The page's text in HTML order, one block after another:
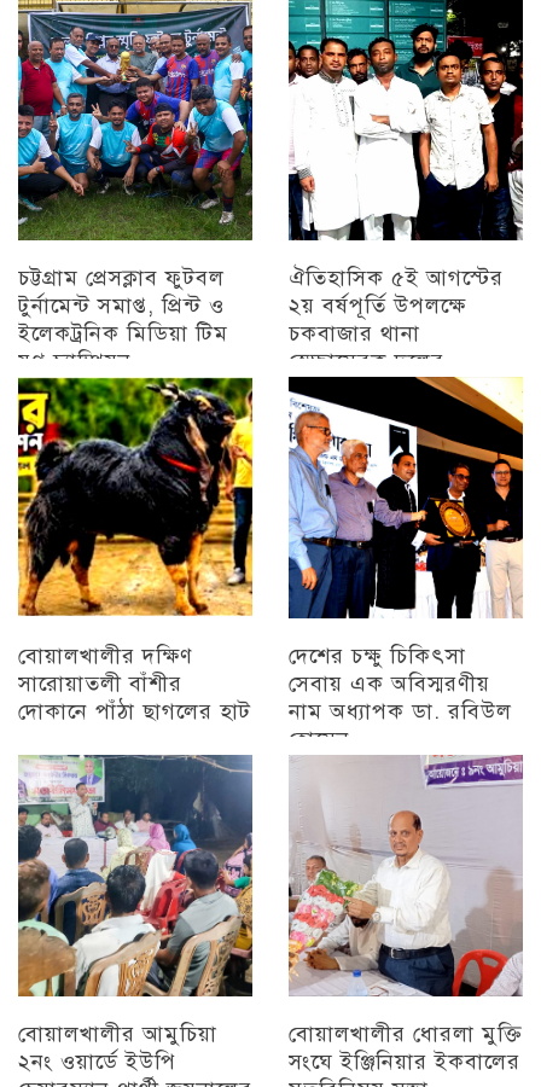
চট্টগ্রাম
চট্টগ্রাম প্রেসক্লাব ফুটবল
টুর্নামেন্ট সমাপ্ত, প্রিন্ট ও
ইলেকট্রনিক মিডিয়া টিম
যুগ্ন চ্যাম্পিয়ন
চট্টগ্রাম
ঐতিহাসিক ৫ই আগস্টের
২য় বর্ষপূর্তি উপলক্ষে
চকবাজার থানা
স্বেচ্ছাসেবক দলের
প্রামাণ্যচিত্র প্রদর্শন ও
বিজয় মিছিল
চট্টগ্রাম
বোয়ালখালীর দক্ষিণ
সারোয়াতলী বাঁশীর
দোকানে পাঁঠা ছাগলের হাট
চট্টগ্রাম
দেশের চক্ষু চিকিৎসা
সেবায় এক অবিস্মরণীয়
নাম অধ্যাপক ডা. রবিউল
হোসেন
বোয়ালখালীর আমুচিয়া
২নং ওয়ার্ডে ইউপি
বোয়ালখালীর ধোরলা মুক্তি
সংঘে ইঞ্জিনিয়ার ইকবালের